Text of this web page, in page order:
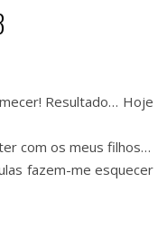
Resultado… Hoje
com os meus filhos…
fazem-me esquecer